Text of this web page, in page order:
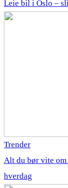
Leie bil i Oslo –
Trender
Alt du bør vite
hverdag